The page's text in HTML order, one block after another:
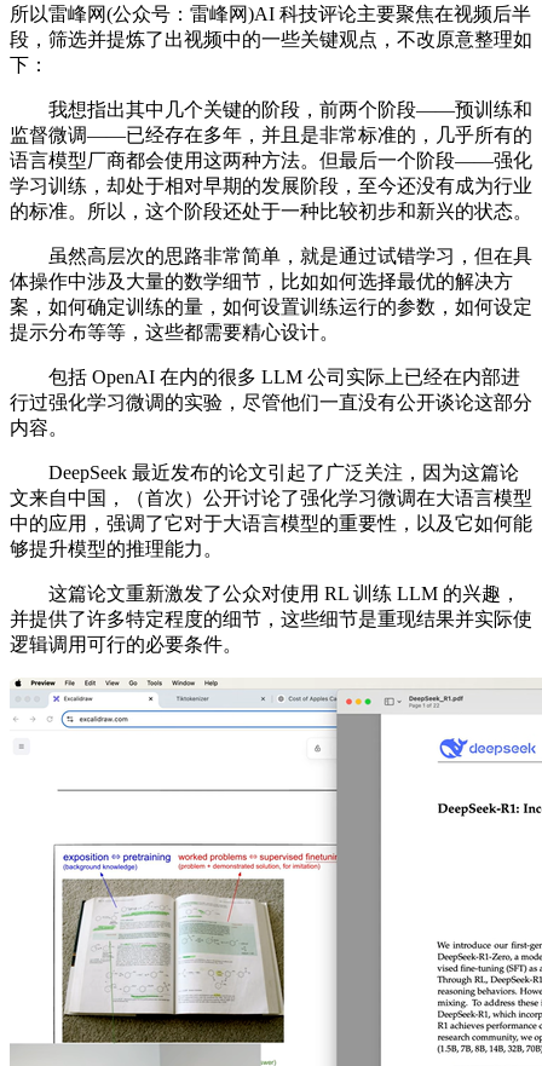
所以雷峰网(公众号：雷峰网)AI 科技评论主要聚焦在视频后半
段，筛选并提炼了出视频中的一些关键观点，不改原意整理如
下：
我想指出其中几个关键的阶段，前两个阶段——预训练和
监督微调——已经存在多年，并且是非常标准的，几乎所有的
语言模型厂商都会使用这两种方法。但最后一个阶段——强化
学习训练，却处于相对早期的发展阶段，至今还没有成为行业
的标准。所以，这个阶段还处于一种比较初步和新兴的状态。
虽然高层次的思路非常简单，就是通过试错学习，但在具
体操作中涉及大量的数学细节，比如如何选择最优的解决方
案，如何确定训练的量，如何设置训练运行的参数，如何设定
提示分布等等，这些都需要精心设计。
包括 OpenAI 在内的很多 LLM 公司实际上已经在内部进
行过强化学习微调的实验，尽管他们一直没有公开谈论这部分
内容。
DeepSeek 最近发布的论文引起了广泛关注，因为这篇论
文来自中国，（首次）公开讨论了强化学习微调在大语言模型
中的应用，强调了它对于大语言模型的重要性，以及它如何能
够提升模型的推理能力。
这篇论文重新激发了公众对使用 RL 训练 LLM 的兴趣，
并提供了许多特定程度的细节，这些细节是重现结果并实际使
逻辑调用可行的必要条件。